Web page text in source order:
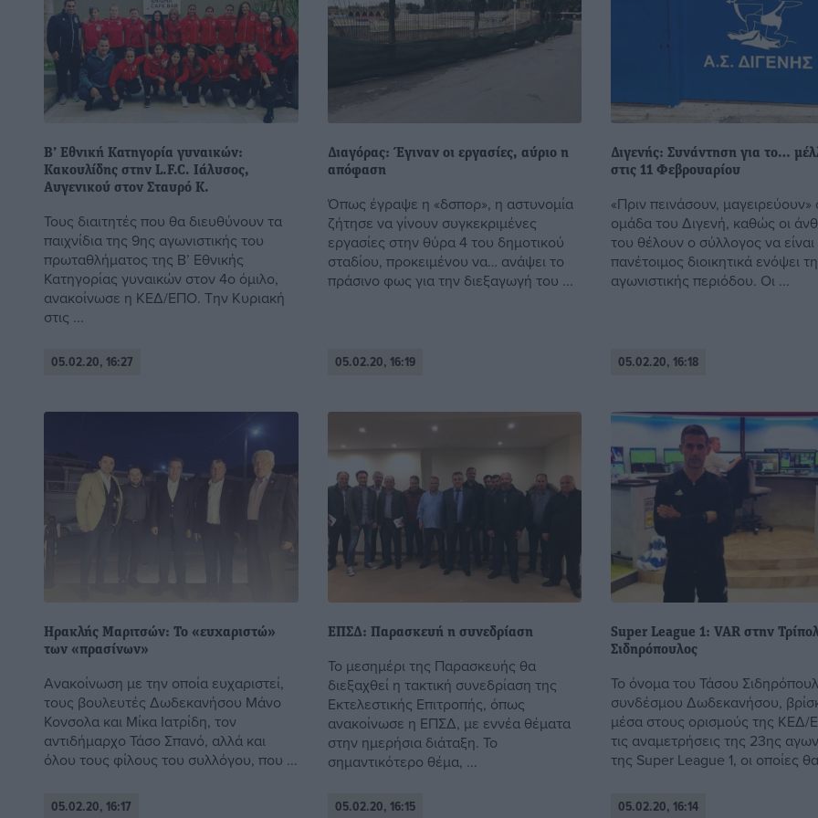
Β’ Εθνική Κατηγορία γυναικών:
Κακουλίδης στην L.F.C. Ιάλυσος,
Αυγενικού στον Σταυρό Κ.
Τους διαιτητές που θα διευθύνουν τα
παιχνίδια της 9ης αγωνιστικής του
πρωταθλήματος της Β’ Εθνικής
Κατηγορίας γυναικών στον 4ο όμιλο,
ανακοίνωσε η ΚΕΔ/ΕΠΟ. Την Κυριακή
στις ...
05.02.20, 16:27
Διαγόρας: Έγιναν οι εργασίες, αύριο η
απόφαση
Όπως έγραψε η «δσπορ», η αστυνομία
ζήτησε να γίνουν συγκεκριμένες
εργασίες στην θύρα 4 του δημοτικού
σταδίου, προκειμένου να… ανάψει το
πράσινο φως για την διεξαγωγή του ...
05.02.20, 16:19
Διγενής: Συνάντηση για το…
στις 11 Φεβρουαρίου
«Πριν πεινάσουν, μαγειρεύουν»
ομάδα του Διγενή, καθώς οι
του θέλουν ο σύλλογος να είναι
πανέτοιμος διοικητικά ενόψει
αγωνιστικής περιόδου. Οι ...
05.02.20, 16:18
Ηρακλής Μαριτσών: Το «ευχαριστώ»
των «πρασίνων»
Ανακοίνωση με την οποία ευχαριστεί,
τους βουλευτές Δωδεκανήσου Μάνο
Κονσολα και Μίκα Ιατρίδη, τον
αντιδήμαρχο Τάσο Σπανό, αλλά και
όλου τους φίλους του συλλόγου, που ...
05.02.20, 16:17
ΕΠΣΔ: Παρασκευή η συνεδρίαση
Το μεσημέρι της Παρασκευής θα
διεξαχθεί η τακτική συνεδρίαση της
Εκτελεστικής Επιτροπής, όπως
ανακοίνωσε η ΕΠΣΔ, με εννέα θέματα
στην ημερήσια διάταξη. Το
σημαντικότερο θέμα, ...
05.02.20, 16:15
Super League 1: VAR στην
Σιδηρόπουλος
Το όνομα του Τάσου
συνδέσμου Δωδεκανήσου,
μέσα στους ορισμούς της ΚΕΔ/
τις αναμετρήσεις της 23ης
της Super League 1, οι οποίες
05.02.20, 16:14